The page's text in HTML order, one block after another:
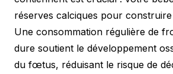
réserves calciques pour
Une consommation régulière de
dure soutient le développement
du fœtus, réduisant le risque de